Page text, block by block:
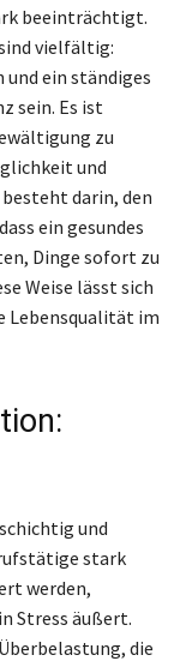
beeinträchtigt.
vielfältig:
ein ständiges
sein. Es ist
zu
und
darin, den
ein gesundes
Dinge sofort zu
Weise lässt sich
Lebensqualität im
und
stark
werden,
Stress äußert.
die